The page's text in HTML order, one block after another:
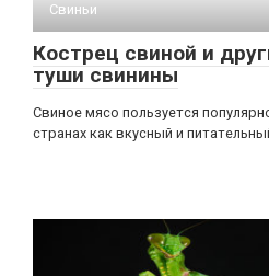
Свиньи
Кострец свиной и
туши свинины
Свиное мясо пользуется
странах как вкусный и